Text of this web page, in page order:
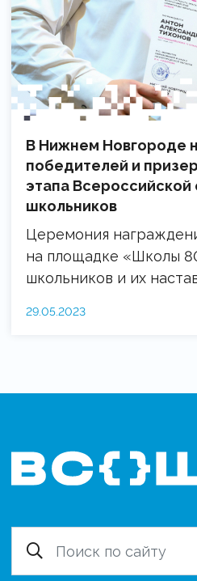
В Нижнем Новгороде
победителей и
этапа
школьников
Церемония
на площадке «Школы
школьников и их
29.05.2023